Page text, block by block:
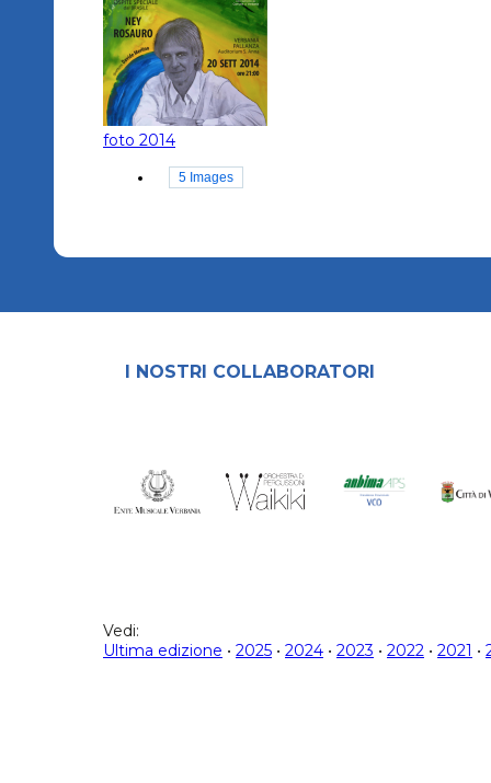
foto 2014
5 Images
I NOSTRI COLLABORATORI
Vedi:
Ultima edizione • 2025 • 2024 • 2023 • 2022 • 2021 •